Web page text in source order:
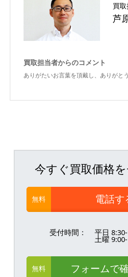
買取
芦
買取担当者からのコメント
ありがたいお言葉を頂戴し、ありがと
今すぐ買取価格
無料 電話す
受付時間： 平日
土曜
無料 フォームで